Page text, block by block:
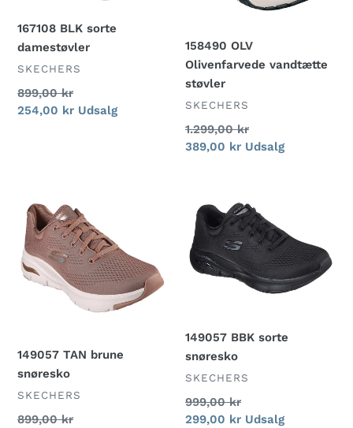
167108 BLK sorte
damestøvler
FORHANDLER
SKECHERS
Normalpris
899,00 kr
Udsalgspris
254,00 kr Udsalg
158490 OLV
Olivenfarvede vandtætte
støvler
FORHANDLER
SKECHERS
Normalpris
1.299,00 kr
Udsalgspris
389,00 kr Udsalg
TAN
brune
snøresko
149057 TAN brune
snøresko
FORHANDLER
SKECHERS
Normalpris
899,00 kr
BBK
sorte
snøresko
149057 BBK sorte
snøresko
FORHANDLER
SKECHERS
Normalpris
999,00 kr
Udsalgspris
299,00 kr Udsalg